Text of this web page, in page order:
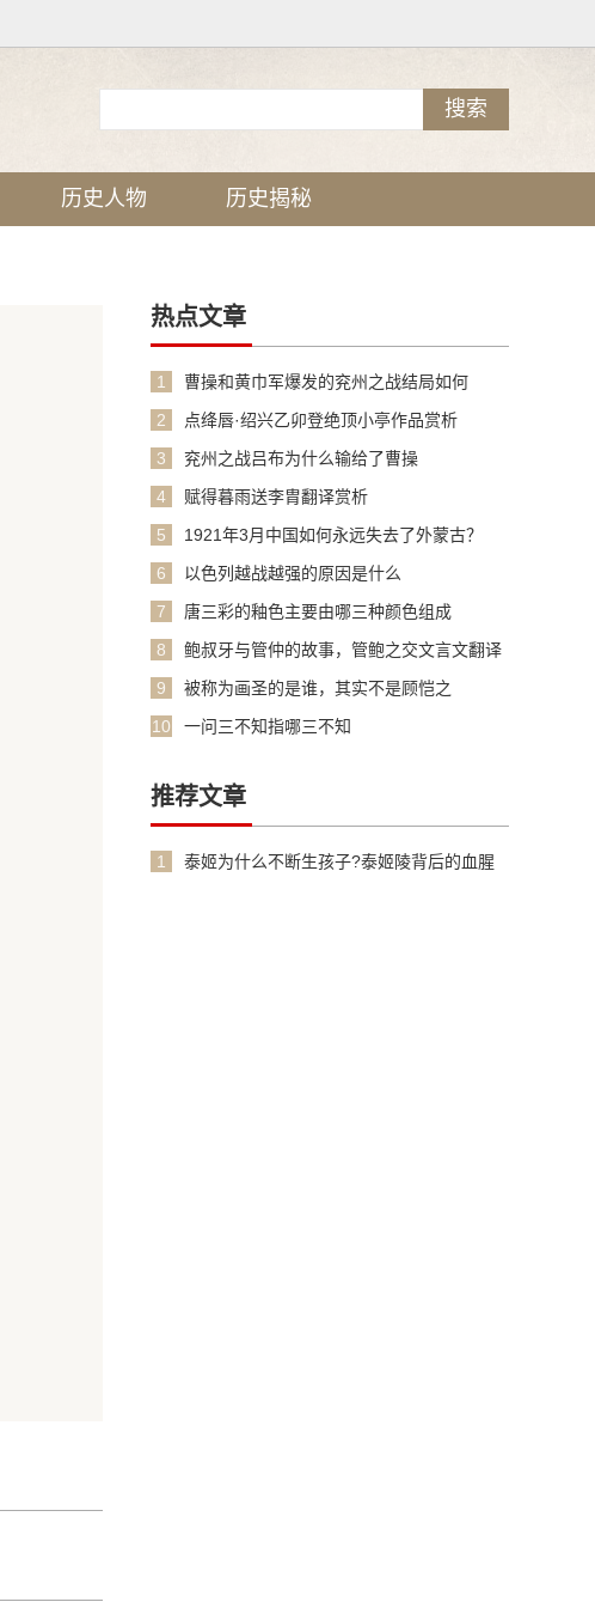
历史人物 历史揭秘
热点文章
1
曹操和黄巾军爆发的兖州之战结局如何
2
点绛唇·绍兴乙卯登绝顶小亭作品赏析
3
兖州之战吕布为什么输给了曹操
4
赋得暮雨送李胄翻译赏析
5
1921年3月中国如何永远失去了外蒙古？
6
以色列越战越强的原因是什么
7
唐三彩的釉色主要由哪三种颜色组成
8
鲍叔牙与管仲的故事，管鲍之交文言文翻译
9
被称为画圣的是谁，其实不是顾恺之
10
一问三不知指哪三不知
推荐文章
1
泰姬为什么不断生孩子?泰姬陵背后的血腥